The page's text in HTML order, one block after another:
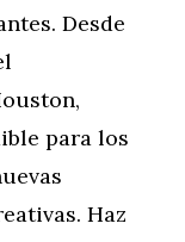
Desde
para los
Haz